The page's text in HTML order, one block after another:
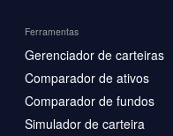
Ferramentas
Gerenciador de carteiras
Comparador de ativos
Comparador de fundos
Simulador de carteira